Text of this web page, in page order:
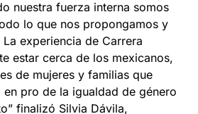
nuestra fuerza interna somos
lo que nos propongamos y
experiencia de Carrera
estar cerca de los mexicanos,
de mujeres y familias que
pro de la igualdad de género
finalizó Silvia Dávila,